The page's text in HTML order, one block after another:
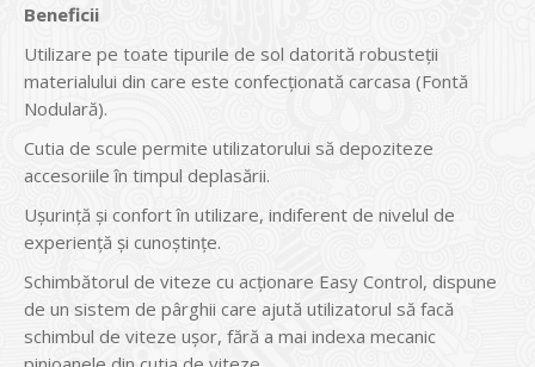
Beneficii
Utilizare pe toate tipurile de sol datorită robusteţii
materialului din care este confecţionată carcasa (Fontă
Nodulară).
Cutia de scule permite utilizatorului să depoziteze
accesoriile în timpul deplasării.
Uşurinţă şi confort în utilizare, indiferent de nivelul de
experienţă şi cunoştinţe.
Schimbătorul de viteze cu acţionare Easy Control, dispune
de un sistem de pârghii care ajută utilizatorul să facă
schimbul de viteze uşor, fără a mai indexa mecanic